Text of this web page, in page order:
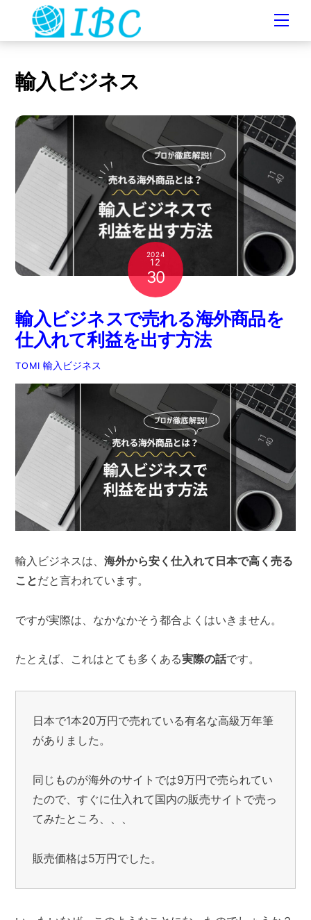
輸入ビジネス
2024
12
30
輸入ビジネスで売れる海外商品を
仕入れて利益を出す方法
TOMI 輸入ビジネス
輸入ビジネスは、海外から安く仕入れて日本で高く売る
ことだと言われています。
ですが実際は、なかなかそう都合よくはいきません。
たとえば、これはとても多くある実際の話です。
日本で1本20万円で売れている有名な高級万年筆
がありました。
同じものが海外のサイトでは9万円で売られてい
たので、すぐに仕入れて国内の販売サイトで売っ
てみたところ、、、
販売価格は5万円でした。